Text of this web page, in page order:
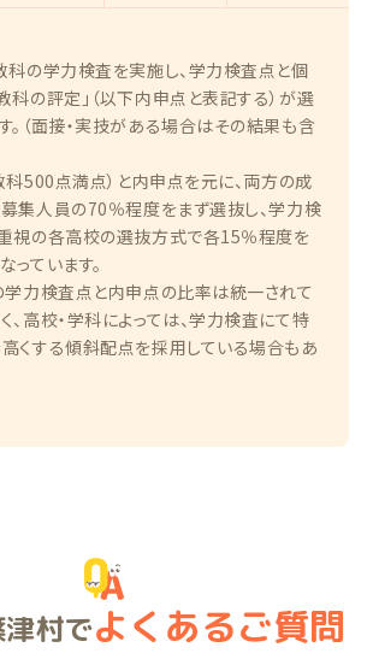
科の学力検査を実施し、学力検査点と個
科の評定」（以下内申点と表記する）が選
。（面接・実技がある場合はその結果も含
500点満点）と内申点を元に、両方の成
集人員の70％程度をまず選抜し、学力検
視の各高校の選抜方式で各15％程度を
ています。
学力検査点と内申点の比率は統一されて
、高校・学科によっては、学力検査にて特
くする傾斜配点を採用している場合もあ
村でよくあるご質問